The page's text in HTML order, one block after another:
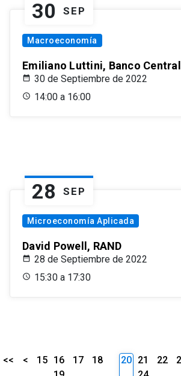
30 SEP
Macroeconomía
Emiliano Luttini, Banco
30 de Septiembre de 2022
14:00 a 16:00
28 SEP
Microeconomía Aplicada
David Powell, RAND
28 de Septiembre de 2022
15:30 a 17:30
<< < 15 16 17
18
20 21 22